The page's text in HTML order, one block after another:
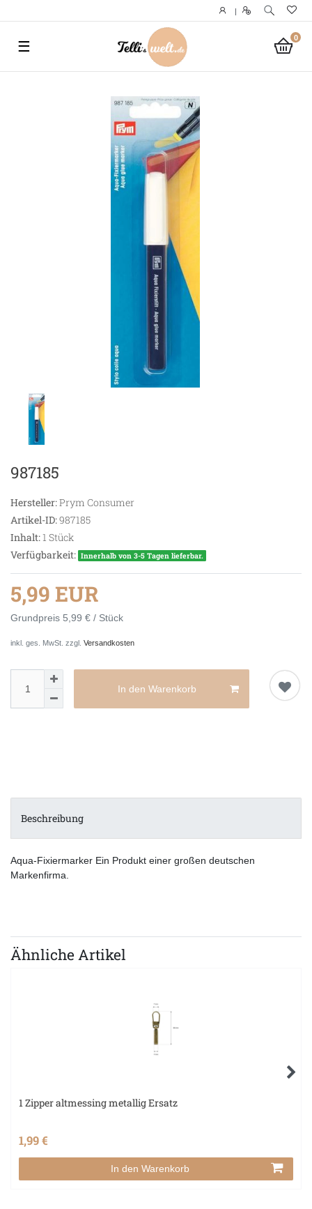
|
0
☰
987185
Hersteller:Prym Consumer
Artikel-ID:987185
Inhalt:1 Stück
Verfügbarkeit: Innerhalb von 3-5 Tagen lieferbar.
5,99 EUR
Grundpreis 5,99 € / Stück
inkl. ges. MwSt. zzgl. Versandkosten
In den Warenkorb
Beschreibung
Aqua-Fixiermarker Ein Produkt einer großen deutschen
Markenfirma.
Ähnliche Artikel
1 Zipper altmessing metallig Ersatz
1,99 €
In den Warenkorb